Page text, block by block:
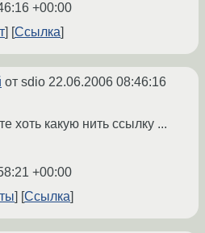
+00:00
Ссылка
от sdio 22.06.2006 08:46:16
хоть какую нить ссылку ...
+00:00
Ссылка